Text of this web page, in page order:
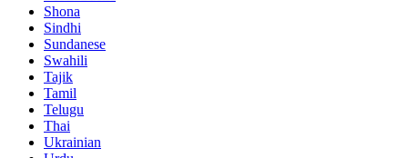
Shona
Sindhi
Sundanese
Swahili
Tajik
Tamil
Telugu
Thai
Ukrainian